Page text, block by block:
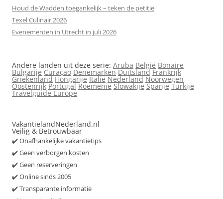
Houd de Wadden toegankelijk – teken de petitie
Texel Culinair 2026
Evenementen in Utrecht in juli 2026
Andere landen uit deze serie: Aruba België Bonaire
Bulgarije Curaçao Denemarken Duitsland Frankrijk
Griekenland Hongarije Italië Nederland Noorwegen
Oostenrijk Portugal Roemenië Slowakije Spanje Turkije
Travelguide Europe
VakantielandNederland.nl
Veilig & Betrouwbaar
✔️ Onafhankelijke vakantietips
✔️ Geen verborgen kosten
✔️ Geen reserveringen
✔️ Online sinds 2005
✔️ Transparante informatie